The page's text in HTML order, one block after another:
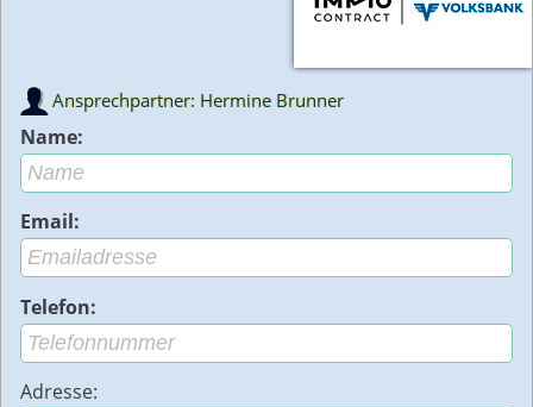
Ansprechpartner: Hermine Brunner
Name:
Email:
Telefon:
Adresse: